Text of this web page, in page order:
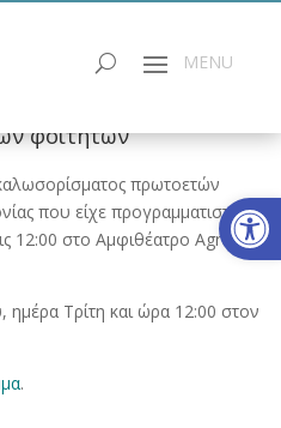
φοιτητών
πρωτοετών
που είχε προγραμματιστεί
12:00 στο Αμφιθέατρο Agro,
ημέρα Τρίτη και ώρα 12:00 στον
.